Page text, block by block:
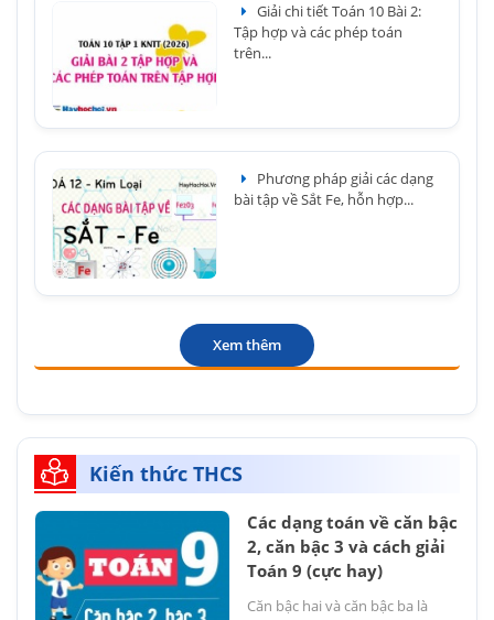
Giải chi tiết Toán 10 Bài 2:
Tập hợp và các phép toán
trên...
Phương pháp giải các dạng
bài tập về Sắt Fe, hỗn hợp...
Xem thêm
Kiến thức THCS
Các dạng toán về căn bậc
2, căn bậc 3 và cách giải
Toán 9 (cực hay)
Căn bậc hai và căn bậc ba là